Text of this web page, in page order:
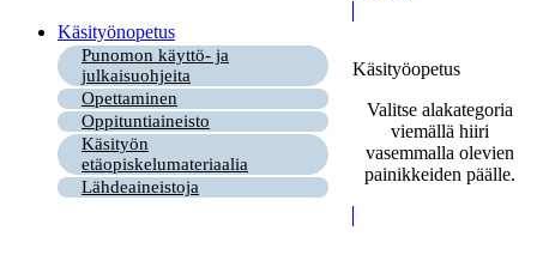
Käsityönopetus
Punomon käyttö- ja
julkaisuohjeita
Opettaminen
Oppituntiaineisto
Käsityön
etäopiskelumateriaalia
Lähdeaineistoja
Käsityöopetus
Valitse alakategoria
viemällä hiiri
vasemmalla olevien
painikkeiden päälle.